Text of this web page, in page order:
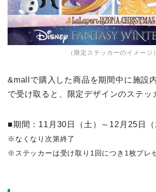
（限定ステッカーのイメージ）
&mallで購入した商品を期間中に施設
で受け取ると、限定デザインのステッ
■期間：11月30日（土）～12月25日（
※なくなり次第終了
※ステッカーは受け取り1回につき1枚プレ